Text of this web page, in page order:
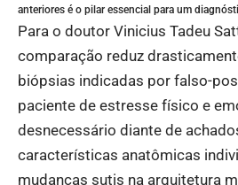
anteriores é o pilar essencial para um
Para o doutor Vinicius Tadeu
comparação reduz
biópsias indicadas por falso-
paciente de estresse físico e
desnecessário diante de
características anatômicas
mudanças sutis na arquitetura